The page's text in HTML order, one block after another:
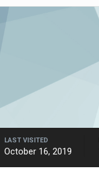
LAST VISITED
October 16, 2019